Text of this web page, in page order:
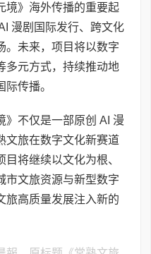
境》海外传播的重要起
漫剧国际发行、跨文化
。未来，项目将以数字
多元方式，持续推动地
传播。
》不仅是一部原创 AI 漫
文旅在数字文化新赛道
目将继续以文化为根、
市文旅资源与新型数字
旅高质量发展注入新的